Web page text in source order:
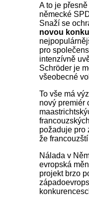
A to je
německé
Snaží se
novou
pro
intenzívně
Schröder je
všeobecné
To vše má
nový premiér
požaduje pro
že
Nálada v
evropská
projekt brzo